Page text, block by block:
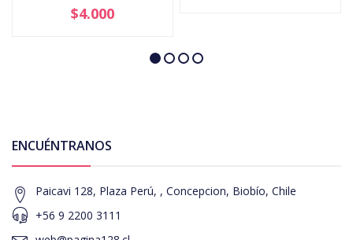
$4.000
ENCUÉNTRANOS
Paicavi 128, Plaza Perú, , Concepcion, Biobío, Chile
+56 9 2200 3111